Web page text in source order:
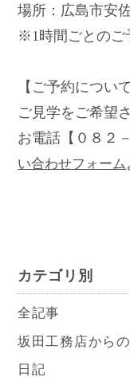
場所：広島市安
※1時間ごとのご
【ご予約について
ご見学をご希望
お電話【０８２
い合わせフォーム
カテゴリ別
全記事
坂田工務店から
日記